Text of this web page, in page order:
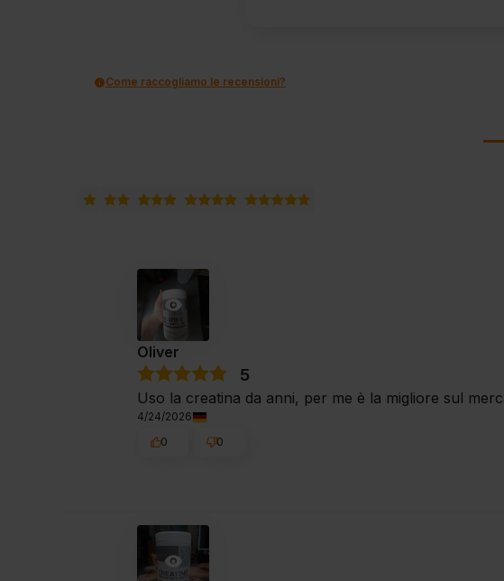
Come raccogliamo le recensioni?
Oliver
5
Uso la creatina da anni, per me è la migliore sul
4/24/2026
0
0